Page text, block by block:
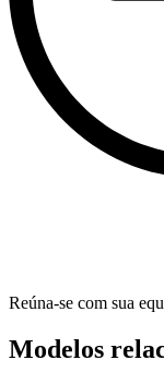
Reúna-se com sua
Modelos